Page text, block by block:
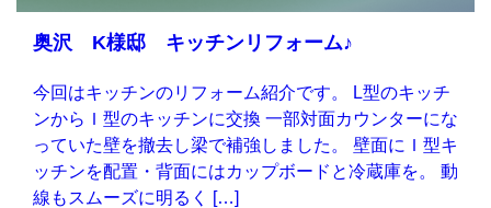
奥沢 K様邸 キッチンリフォーム♪
今回はキッチンのリフォーム紹介です。 L型のキッチ
ンからＩ型のキッチンに交換 一部対面カウンターにな
っていた壁を撤去し梁で補強しました。 壁面にＩ型キ
ッチンを配置・背面にはカップボードと冷蔵庫を。 動
線もスムーズに明るく […]